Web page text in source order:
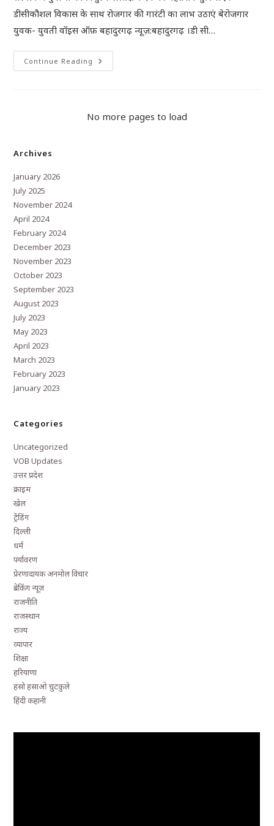
डीसीकौशल विकास के साथ रोजगार की गारंटी का लाभ उठाएं बेरोजगार
युवक- युवती वॉइस ऑफ़ बहादुरगढ़ न्यूज़:बहादुरगढ़ ।डी सी…
Continue Reading
No more pages to load
Archives
January 2026
July 2025
November 2024
April 2024
February 2024
December 2023
November 2023
October 2023
September 2023
August 2023
July 2023
May 2023
April 2023
March 2023
February 2023
January 2023
Categories
Uncategorized
VOB Updates
उत्तर प्रदेश
क्राइम
खेल
ट्रेंडिंग
दिल्ली
धर्म
पर्यावरण
प्रेरणादायक अनमोल विचार
ब्रेकिंग न्यूज़
राजनीति
राजस्थान
राज्य
व्यापार
शिक्षा
हरियाणा
हसो हसाओ चुटकुले
हिंदी कहानी